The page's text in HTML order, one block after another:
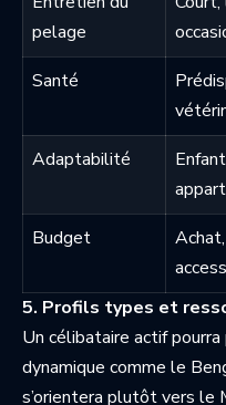
pelage
Santé
Adaptabilité
Budget
5. Profils types et
Un célibataire actif
dynamique comme le
s’orientera plutôt vers le